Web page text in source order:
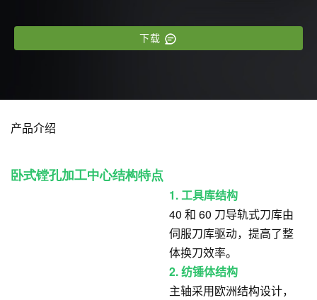
下载
产品介绍
卧式镗孔加工中心结构特点
1. 工具库结构
40 和 60 刀导轨式刀库由
伺服刀库驱动，提高了整
体换刀效率。
2. 纺锤体结构
主轴采用欧洲结构设计，